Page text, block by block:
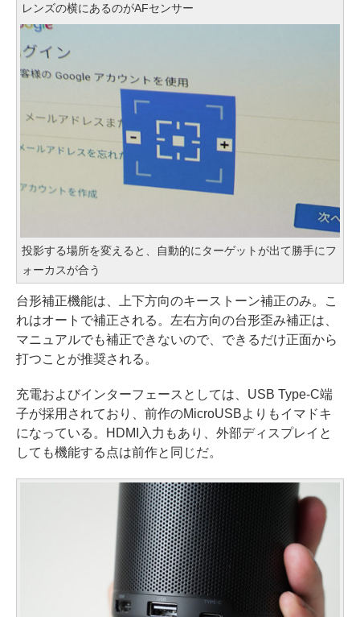
レンズの横にあるのがAFセンサー
投影する場所を変えると、自動的にターゲットが出て勝手にフ
ォーカスが合う
台形補正機能は、上下方向のキーストーン補正のみ。こ
れはオートで補正される。左右方向の台形歪み補正は、
マニュアルでも補正できないので、できるだけ正面から
打つことが推奨される。
充電およびインターフェースとしては、USB Type-C端
子が採用されており、前作のMicroUSBよりもイマドキ
になっている。HDMI入力もあり、外部ディスプレイと
しても機能する点は前作と同じだ。